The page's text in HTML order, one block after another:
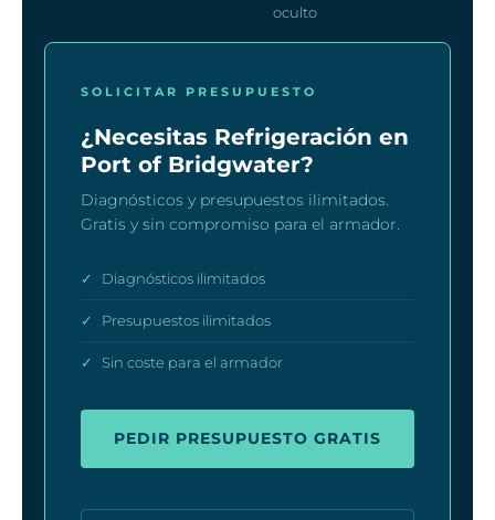
oculto
SOLICITAR PRESUPUESTO
¿Necesitas Refrigeración en
Port of Bridgwater?
Diagnósticos y presupuestos ilimitados.
Gratis y sin compromiso para el armador.
✓ Diagnósticos ilimitados
✓ Presupuestos ilimitados
✓ Sin coste para el armador
PEDIR PRESUPUESTO GRATIS